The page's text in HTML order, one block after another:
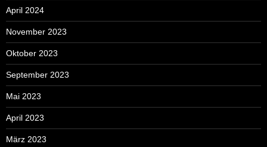
April 2024
November 2023
Oktober 2023
September 2023
Mai 2023
April 2023
März 2023